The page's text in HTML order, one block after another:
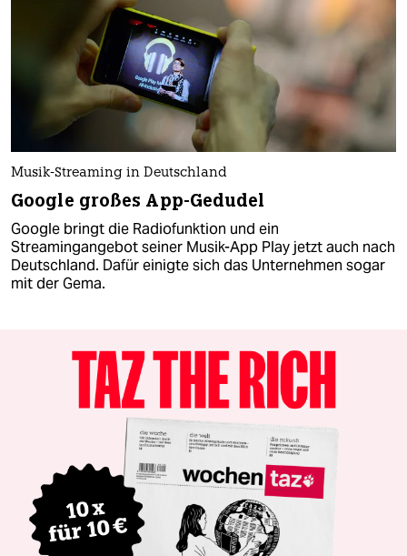
Musik-Streaming in Deutschland
Google großes App-Gedudel
Google bringt die Radiofunktion und ein
Streamingangebot seiner Musik-App Play jetzt auch nach
Deutschland. Dafür einigte sich das Unternehmen sogar
mit der Gema.